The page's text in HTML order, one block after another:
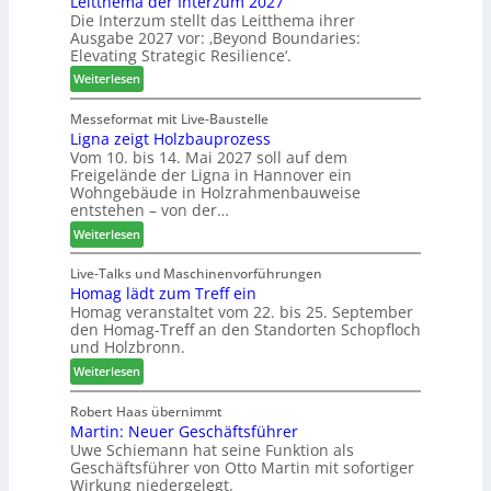
c
h
e
e
r
u
n
g
e
n
n
g
:
N
e
u
e
r
V
o
r
s
t
a
n
d
a
t
-
V
o
r
s
t
a
n
d
v
e
r
a
b
s
c
h
i
e
d
e
t
Die Interzum stellt das Leitthema ihrer
Ausgabe 2027 vor: ‚Beyond Boundaries:
Elevating Strategic Resilience‘.
Weiterlesen:
L
e
i
t
t
h
e
m
a
d
e
r
I
n
t
e
r
z
u
m
Messeformat mit Live-Baustelle
Ligna zeigt Holzbauprozess
Vom 10. bis 14. Mai 2027 soll auf dem
Freigelände der Ligna in Hannover ein
Wohngebäude in Holzrahmenbauweise
entstehen – von der…
Weiterlesen:
L
i
g
n
a
z
e
i
g
t
H
o
Live-Talks und Maschinenvorführungen
Homag lädt zum Treff ein
Homag veranstaltet vom 22. bis 25. September
den Homag-Treff an den Standorten Schopfloch
und Holzbronn.
Weiterlesen:
H
o
m
a
g
Robert Haas übernimmt
Martin: Neuer Geschäftsführer
Uwe Schiemann hat seine Funktion als
Geschäftsführer von Otto Martin mit sofortiger
Wirkung niedergelegt.